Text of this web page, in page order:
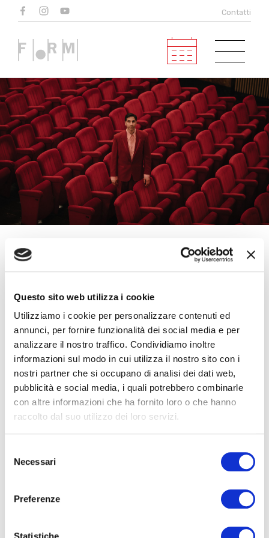
Questo sito web utilizza i cookie
Utilizziamo i cookie per personalizzare contenuti ed
annunci, per fornire funzionalità dei social media e per
analizzare il nostro traffico. Condividiamo inoltre
informazioni sul modo in cui utilizza il nostro sito con i
nostri partner che si occupano di analisi dei dati web,
pubblicità e social media, i quali potrebbero combinarle
con altre informazioni che ha fornito loro o che hanno
raccolto dal suo utilizzo dei loro servizi.
delNecessari
Preferenze
Statistiche
Contatti
Eventi
in programma
Tipologia
Luogo
Archivio